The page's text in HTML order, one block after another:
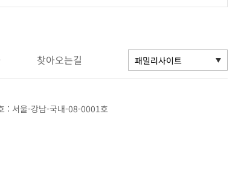
찾아오는길
: 서울-강남-국내-08-0001호